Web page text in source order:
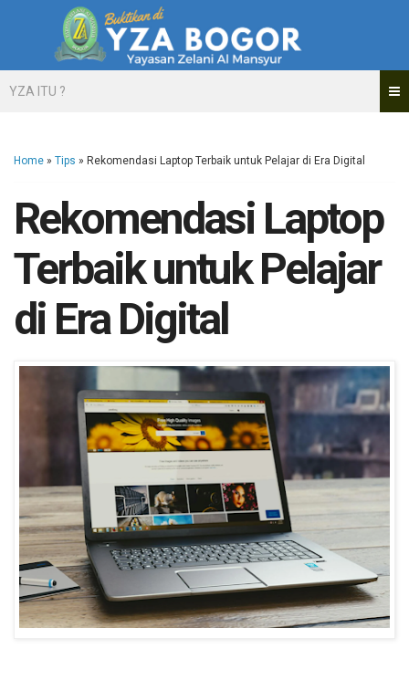
YZA ITU ?
Home » Tips » Rekomendasi Laptop Terbaik untuk Pelajar di Era Digital
Rekomendasi Laptop
Terbaik untuk Pelajar
di Era Digital